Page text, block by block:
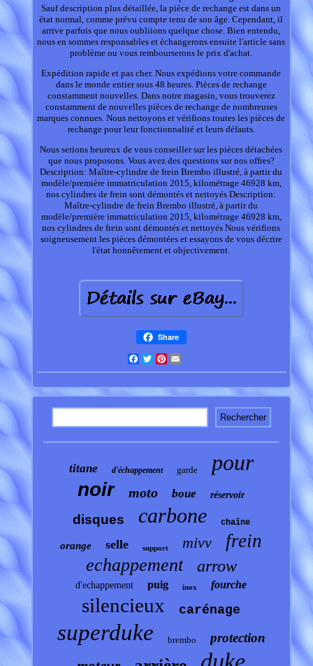
Sauf description plus détaillée, la pièce de rechange est dans un
état normal, comme prévu compte tenu de son âge. Cependant, il
arrive parfois que nous oubliions quelque chose. Bien entendu,
nous en sommes responsables et échangerons ensuite l'article sans
problème ou vous rembourserons le prix d'achat.
Expédition rapide et pas cher. Nous expédions votre commande
dans le monde entier sous 48 heures. Pièces de rechange
constamment nouvelles. Dans notre magasin, vous trouverez
constamment de nouvelles pièces de rechange de nombreuses
marques connues. Nous nettoyons et vérifions toutes les pièces de
rechange pour leur fonctionnalité et leurs défauts.
Nous serions heureux de vous conseiller sur les pièces détachées
que nous proposons. Vous avez des questions sur nos offres?
Description: Maître-cylindre de frein Brembo illustré, à partir du
modèle/première immatriculation 2015, kilométrage 46928 km,
nos cylindres de frein sont démontés et nettoyés Description:
Maître-cylindre de frein Brembo illustré, à partir du
modèle/première immatriculation 2015, kilométrage 46928 km,
nos cylindres de frein sont démontés et nettoyés Nous vérifions
soigneusement les pièces démontées et essayons de vous décrire
l'état honnêtement et objectivement.
Share
Facebook
TwitterPinterest
titane d'échappement garde pour
noir moto boue réservoir
disques carbone chaîne
orange selle support mivv frein
echappement arrow
d'echappement puig inox fourche
silencieux carénage
superduke brembo protection